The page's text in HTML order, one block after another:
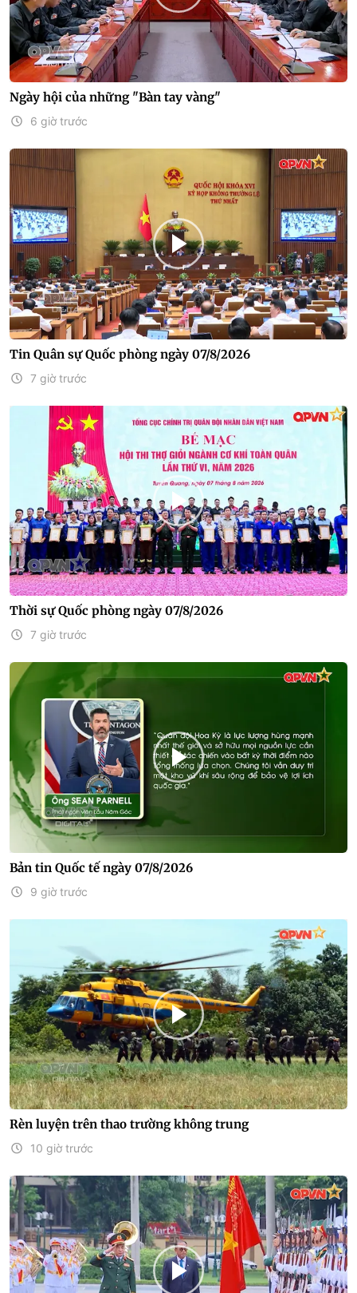
Ngày hội của những "Bàn tay vàng"
6 giờ trước
Tin Quân sự Quốc phòng ngày 07/8/2026
7 giờ trước
Thời sự Quốc phòng ngày 07/8/2026
7 giờ trước
Bản tin Quốc tế ngày 07/8/2026
9 giờ trước
Rèn luyện trên thao trường không trung
10 giờ trước